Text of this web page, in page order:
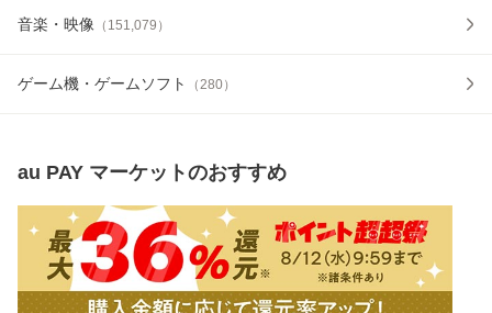
音楽・映像 （ 151,079 ）
ゲーム機・ゲームソフト （280）
au PAY マーケットのおすすめ